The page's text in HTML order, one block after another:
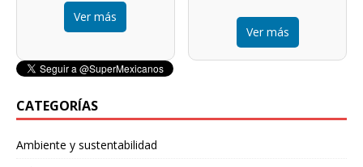
Ver más
Ver más
CATEGORÍAS
Ambiente y sustentabilidad